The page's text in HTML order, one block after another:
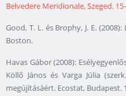
Belvedere Meridionale, Szeged.
Good, T. L. és Brophy, J. E.
Boston.
Havas Gábor (2008):
Köllő János és Varga Júlia
megújításáért. Ecostat, Budapest.